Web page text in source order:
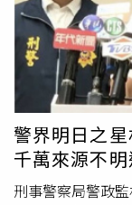
的對話紀錄都披
以外之機密，應
培菁並非博奕集團
單位既稱尚有共
記者，已嚴重違
以正視聽。台中
罪刑重大，1日諭
查釐清。
警界明日之
千萬來源不
刑事警察局警政